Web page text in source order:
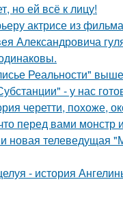
но ей всё к лицу!
актрисе из
Александровича
Реальности"
- у нас
черетти, похоже,
перед вами монстр
новая телеведущая
- история